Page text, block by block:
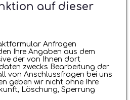
auf dieser
Anfragen
Ihre Angaben aus dem
der von Ihnen dort
zwecks Bearbeitung der
von Anschlussfragen bei uns
geben wir nicht ohne Ihre
Löschung, Sperrung